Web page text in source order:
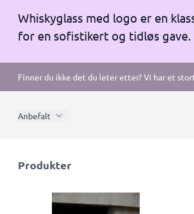
Whiskyglass med logo er en
for en sofistikert og tidløs gave.
Finner du ikke det du leter etter? Vi har et
Anbefalt
Produkter